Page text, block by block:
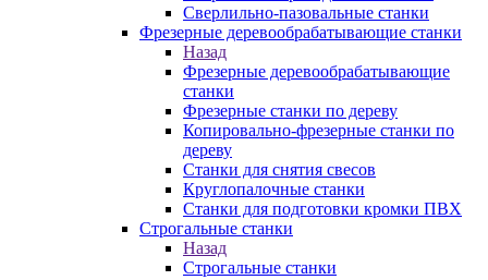
Сверлильно-пазовальные станки
Фрезерные деревообрабатывающие станки
Назад
Фрезерные деревообрабатывающие
станки
Фрезерные станки по дереву
Копировально-фрезерные станки по
дереву
Станки для снятия свесов
Круглопалочные станки
Станки для подготовки кромки ПВХ
Строгальные станки
Назад
Строгальные станки